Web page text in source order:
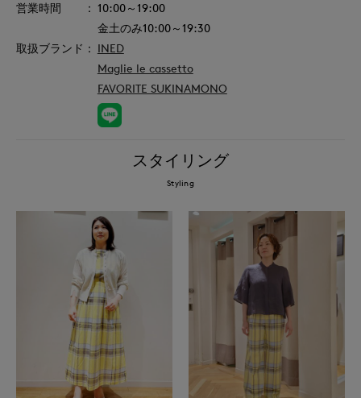
10:00～19:00
金土のみ10:00～19:30
INED
Maglie le cassetto
FAVORITE SUKINAMONO
スタイリング
Styling